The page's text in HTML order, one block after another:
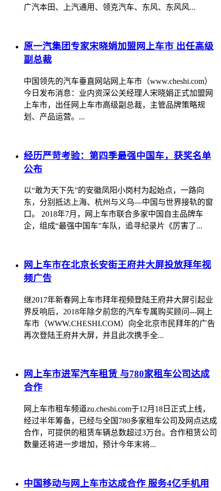
广汽本田、上汽通用、领克汽车、东风、东风风...
原一汽集团专家宋晓娟加盟网上车市 出任高级
副总裁
中国领先的汽车垂直网站网上车市（www.cheshi.com）
今日发布消息：业内资深公关经理人宋晓娟正式加盟网
上车市，出任网上车市高级副总裁，主管品牌策略规
划、产品运营。...
经历严苛考验：第四季最强中国车，获奖名单
公布
以“敢为天下先”的安徽凤阳小岗村为起始点，一路向
东，分别抵达上海、杭州与义乌—中国与世界接轨的窗
口。 2018年7月，网上车市联合多家中国自主品牌车
企，组成“最强中国车”车队，追寻纪录片《厉害了...
网上车市在北京长安街王府井大屏投放拜年视
频广告
继2017年新春网上车市拜年视频登陆王府井大屏引起业
界反响后，2018年除夕前您的汽车专属购买顾问---网上
车市（WWW.CHESHI.COM）向全北京市民拜年的广告
再次登陆王府井大屏，并且此次携手全...
网上车市进军汽车租赁 与780家租车公司达成
合作
网上车市租车频道zu.cheshi.com于12月18日正式上线，
经过半年筹备，已经与全国780多家租车公司及网点达成
合作，可提供的租赁车辆总数超过3万台。合作租赁公司
数量还将进一步增加，预计今年末将...
中国移动与网上车市达成合作 服务4亿手机用